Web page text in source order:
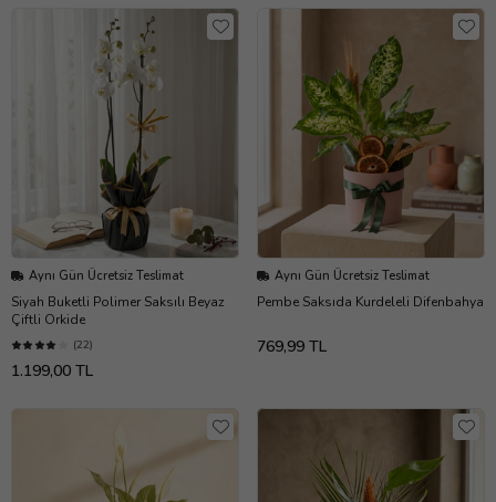
Aynı Gün Ücretsiz Teslimat
Siyah Buketli Polimer Saksılı Beyaz
Çiftli Orkide
(22)
1.199,00 TL
Aynı Gün Ücretsiz Teslimat
Pembe Saksıda Kurdeleli Difenbahya
769,99 TL